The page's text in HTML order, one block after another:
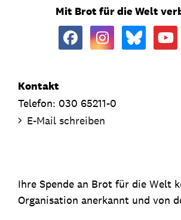
Mit Brot für die Welt
Kontakt
Telefon: 030 65211-0
E-Mail schreiben
Ihre Spende an Brot für die Welt
Organisation anerkannt und von